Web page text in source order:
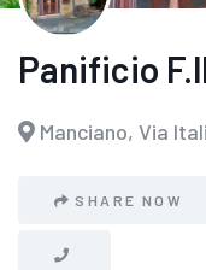
Panificio
Manciano, Via
SHARE NOW